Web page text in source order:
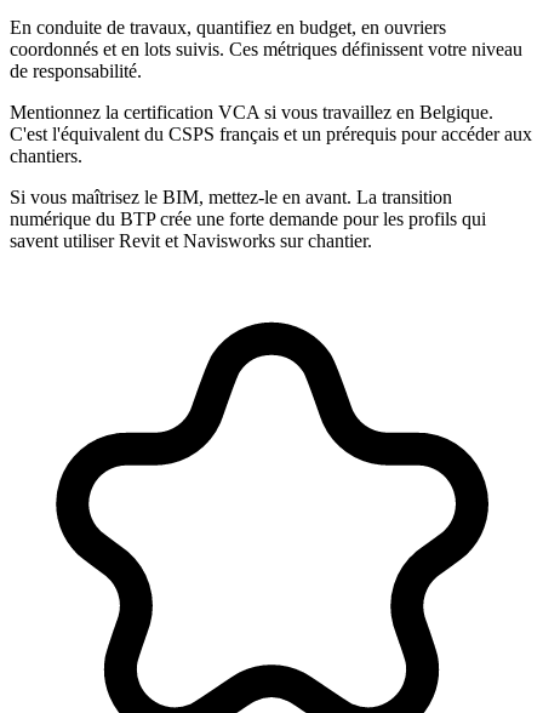
En conduite de travaux, quantifiez en budget, en ouvriers
coordonnés et en lots suivis. Ces métriques définissent votre niveau
de responsabilité.
Mentionnez la certification VCA si vous travaillez en Belgique.
C'est l'équivalent du CSPS français et un prérequis pour accéder aux
chantiers.
Si vous maîtrisez le BIM, mettez-le en avant. La transition
numérique du BTP crée une forte demande pour les profils qui
savent utiliser Revit et Navisworks sur chantier.